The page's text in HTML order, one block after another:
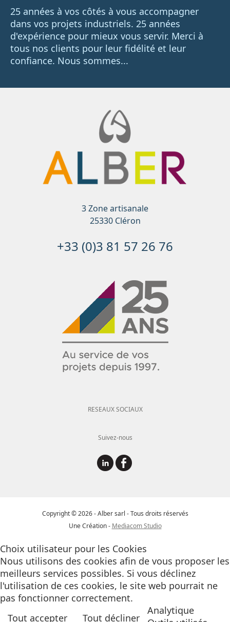
25 années à vos côtés à vous accompagner
dans vos projets industriels. 25 années
d'expérience pour mieux vous servir. Merci à
tous nos clients pour leur fidélité et leur
confiance. Nous sommes...
3 Zone artisanale
25330 Cléron
+33 (0)3 81 57 26 76
RESEAUX SOCIAUX
Suivez-nous
Copyright © 2026 - Alber sarl - Tous droits réservés
Une Création - Mediacom Studio
Choix utilisateur pour les Cookies
Nous utilisons des cookies afin de vous proposer les
meilleurs services possibles. Si vous déclinez
l'utilisation de ces cookies, le site web pourrait ne
pas fonctionner correctement.
Tout accepter
Tout décliner
Analytique